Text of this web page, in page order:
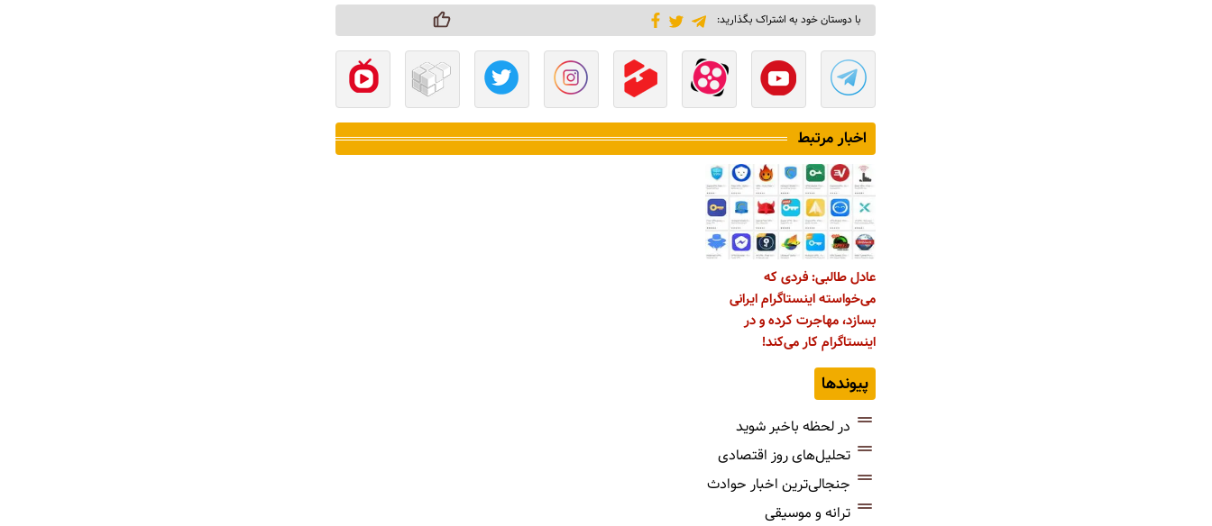
با دوستان خود به اشتراک بگذارید:
اخبار مرتبط
عادل طالبی: فردی که
می‌خواسته اینستاگرام ایرانی
بسازد، مهاجرت کرده و در
اینستاگرام کار می‌کند!
پیوندها
در لحظه باخبر شوید
تحلیل‌های روز اقتصادی
جنجالی‌ترین اخبار حوادث
ترانه و موسیقی